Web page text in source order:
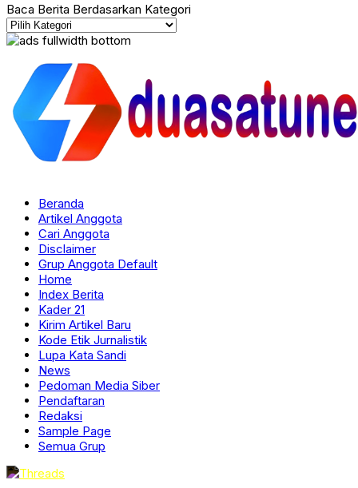
Baca Berita Berdasarkan Kategori
Beranda
Artikel Anggota
Cari Anggota
Disclaimer
Grup Anggota Default
Home
Index Berita
Kader 21
Kirim Artikel Baru
Kode Etik Jurnalistik
Lupa Kata Sandi
News
Pedoman Media Siber
Pendaftaran
Redaksi
Sample Page
Semua Grup